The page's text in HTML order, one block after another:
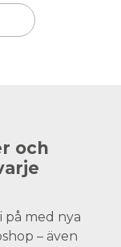
och
på med nya
– även